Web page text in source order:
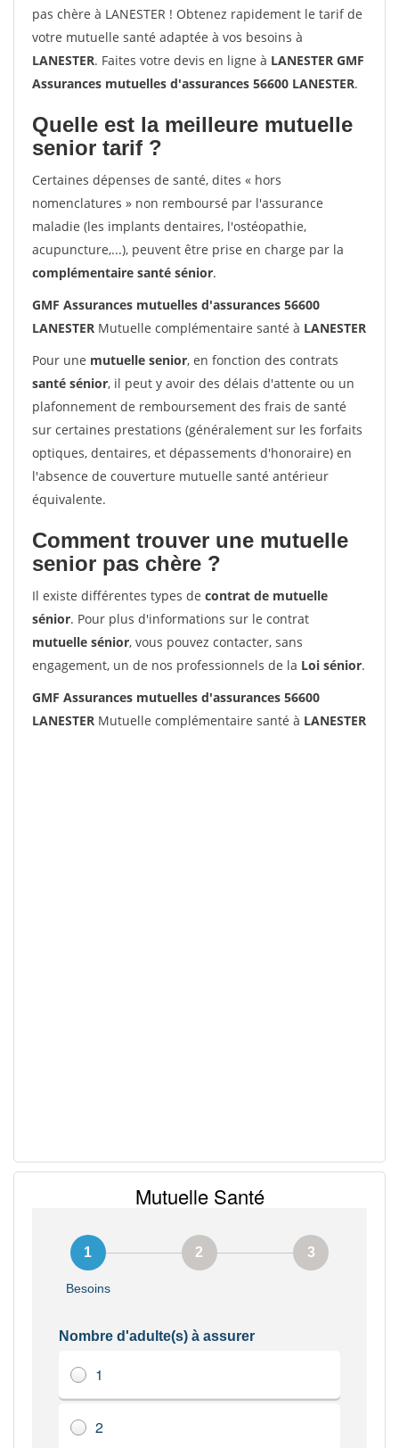
pas chère à LANESTER ! Obtenez rapidement le tarif de
votre mutuelle santé adaptée à vos besoins à
LANESTER. Faites votre devis en ligne à LANESTER GMF
Assurances mutuelles d'assurances 56600 LANESTER.
Quelle est la meilleure mutuelle
senior tarif ?
Certaines dépenses de santé, dites « hors
nomenclatures » non remboursé par l'assurance
maladie (les implants dentaires, l'ostéopathie,
acupuncture,...), peuvent être prise en charge par la
complémentaire santé sénior.
GMF Assurances mutuelles d'assurances 56600
LANESTER Mutuelle complémentaire santé à LANESTER
Pour une mutuelle senior, en fonction des contrats
santé sénior, il peut y avoir des délais d'attente ou un
plafonnement de remboursement des frais de santé
sur certaines prestations (généralement sur les forfaits
optiques, dentaires, et dépassements d'honoraire) en
l'absence de couverture mutuelle santé antérieur
équivalente.
Comment trouver une mutuelle
senior pas chère ?
Il existe différentes types de contrat de mutuelle
sénior. Pour plus d'informations sur le contrat
mutuelle sénior, vous pouvez contacter, sans
engagement, un de nos professionnels de la Loi sénior.
GMF Assurances mutuelles d'assurances 56600
LANESTER Mutuelle complémentaire santé à LANESTER